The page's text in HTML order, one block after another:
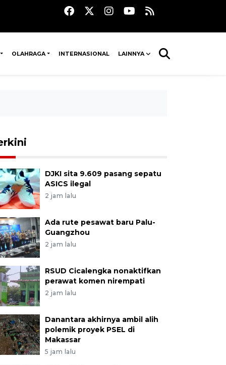
OLAHRAGA INTERNASIONAL LAINNYA
DJKI sita 9.609 pasang sepatu
ASICS ilegal
2 jam lalu
Ada rute pesawat baru Palu-
Guangzhou
2 jam lalu
RSUD Cicalengka nonaktifkan
perawat komen nirempati
2 jam lalu
Danantara akhirnya ambil alih
polemik proyek PSEL di
Makassar
5 jam lalu